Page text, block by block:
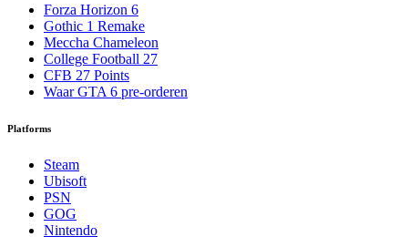
Forza Horizon 6
Gothic 1 Remake
Meccha Chameleon
College Football 27
CFB 27 Points
Waar GTA 6 pre-orderen
Platforms
Steam
Ubisoft
PSN
GOG
Nintendo